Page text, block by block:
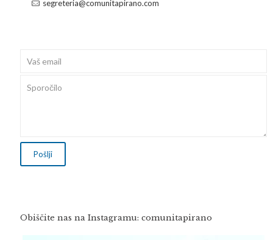
segreteria@comunitapirano.com
Obiščite nas na Instagramu: comunitapirano